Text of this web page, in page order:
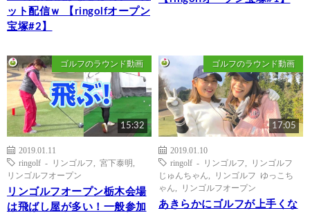
ット配信ｗ 【ringolfオープン
宝塚#2】
ゴルフのラウンド動画
15:32
2019.01.11
ringolf - リンゴルフ
宮下泰明
リンゴルフオープン
リンゴルフオープン栃木会場
は飛ばし屋が多い！一般参加
ゴルフのラウンド動画
17:05
2019.01.10
ringolf - リンゴルフ
リンゴルフ
じゅんちゃん
リンゴルフ ゆっこち
ゃん
リンゴルフオープン
あきらかにゴルフが上手くな